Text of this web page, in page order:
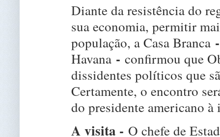
Diante da resistência do
sua economia, permitir
população, a Casa Branca -
Havana - confirmou que
dissidentes políticos que
Certamente, o encontro
do presidente americano
A visita - O chefe de